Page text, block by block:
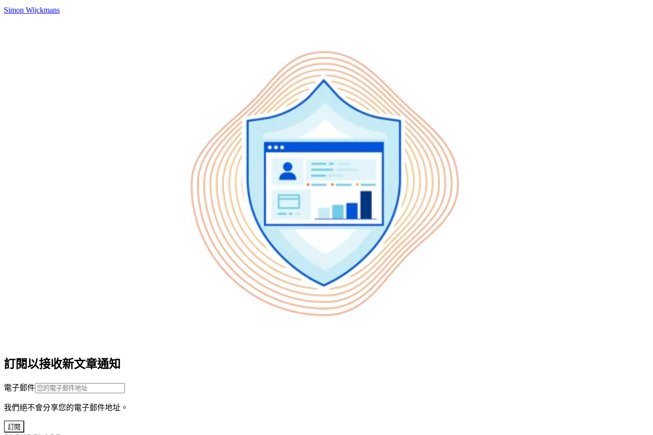
Simon Wijckmans
訂閱以接收新文章通知
電子郵件
我們絕不會分享您的電子郵件地址。
訂閱